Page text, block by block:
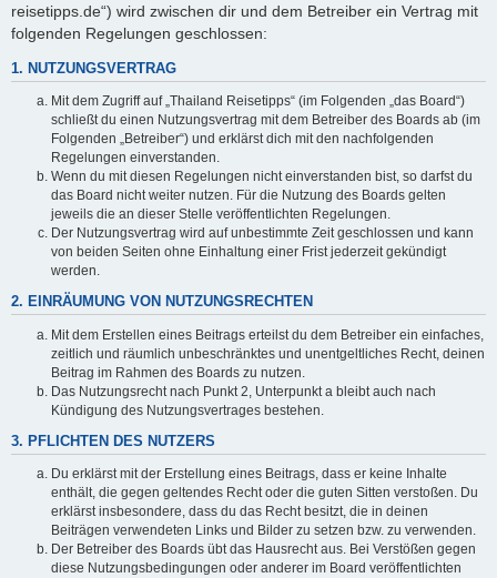
reisetipps.de“) wird zwischen dir und dem Betreiber ein Vertrag mit
folgenden Regelungen geschlossen:
1. NUTZUNGSVERTRAG
Mit dem Zugriff auf „Thailand Reisetipps“ (im Folgenden „das Board“)
schließt du einen Nutzungsvertrag mit dem Betreiber des Boards ab (im
Folgenden „Betreiber“) und erklärst dich mit den nachfolgenden
Regelungen einverstanden.
Wenn du mit diesen Regelungen nicht einverstanden bist, so darfst du
das Board nicht weiter nutzen. Für die Nutzung des Boards gelten
jeweils die an dieser Stelle veröffentlichten Regelungen.
Der Nutzungsvertrag wird auf unbestimmte Zeit geschlossen und kann
von beiden Seiten ohne Einhaltung einer Frist jederzeit gekündigt
werden.
2. EINRÄUMUNG VON NUTZUNGSRECHTEN
Mit dem Erstellen eines Beitrags erteilst du dem Betreiber ein einfaches,
zeitlich und räumlich unbeschränktes und unentgeltliches Recht, deinen
Beitrag im Rahmen des Boards zu nutzen.
Das Nutzungsrecht nach Punkt 2, Unterpunkt a bleibt auch nach
Kündigung des Nutzungsvertrages bestehen.
3. PFLICHTEN DES NUTZERS
Du erklärst mit der Erstellung eines Beitrags, dass er keine Inhalte
enthält, die gegen geltendes Recht oder die guten Sitten verstoßen. Du
erklärst insbesondere, dass du das Recht besitzt, die in deinen
Beiträgen verwendeten Links und Bilder zu setzen bzw. zu verwenden.
Der Betreiber des Boards übt das Hausrecht aus. Bei Verstößen gegen
diese Nutzungsbedingungen oder anderer im Board veröffentlichten